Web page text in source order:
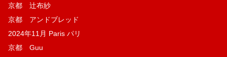
京都 辻布紗
京都 アンドブレッド
2024年11月 Paris パリ
京都 Guu